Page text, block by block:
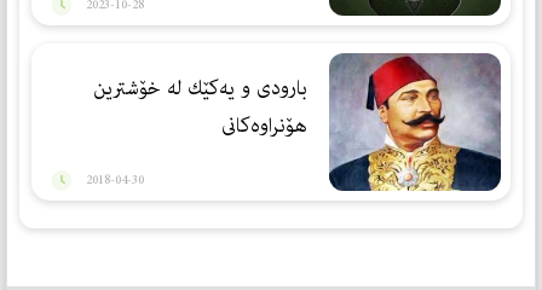
2023-10-28
بارودى و يه‌كێك له‌ خۆشترين
هۆنراوه‌كانى
2018-04-30